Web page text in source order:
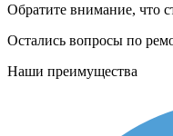
Обратите внимание, что
Остались вопросы по
Наши преимущества